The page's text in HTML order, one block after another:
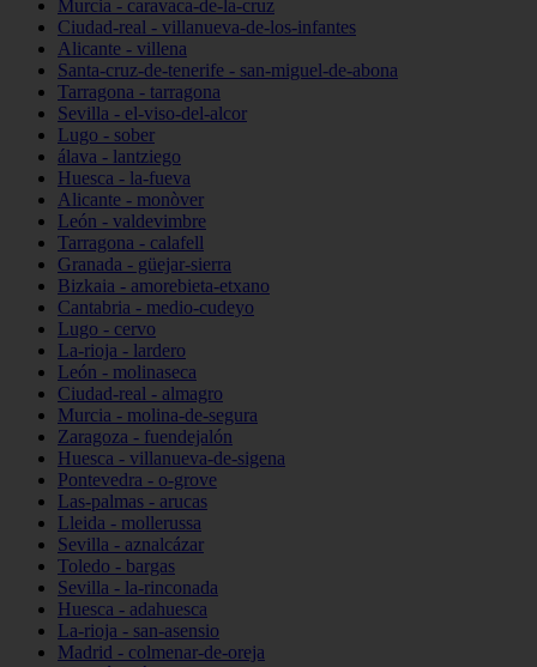
Murcia - caravaca-de-la-cruz
Ciudad-real - villanueva-de-los-infantes
Alicante - villena
Santa-cruz-de-tenerife - san-miguel-de-abona
Tarragona - tarragona
Sevilla - el-viso-del-alcor
Lugo - sober
álava - lantziego
Huesca - la-fueva
Alicante - monòver
León - valdevimbre
Tarragona - calafell
Granada - güejar-sierra
Bizkaia - amorebieta-etxano
Cantabria - medio-cudeyo
Lugo - cervo
La-rioja - lardero
León - molinaseca
Ciudad-real - almagro
Murcia - molina-de-segura
Zaragoza - fuendejalón
Huesca - villanueva-de-sigena
Pontevedra - o-grove
Las-palmas - arucas
Lleida - mollerussa
Sevilla - aznalcázar
Toledo - bargas
Sevilla - la-rinconada
Huesca - adahuesca
La-rioja - san-asensio
Madrid - colmenar-de-oreja